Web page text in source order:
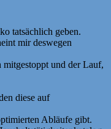
tatsächlich geben.
mir deswegen
und der Lauf,
diese auf
Abläufe gibt.